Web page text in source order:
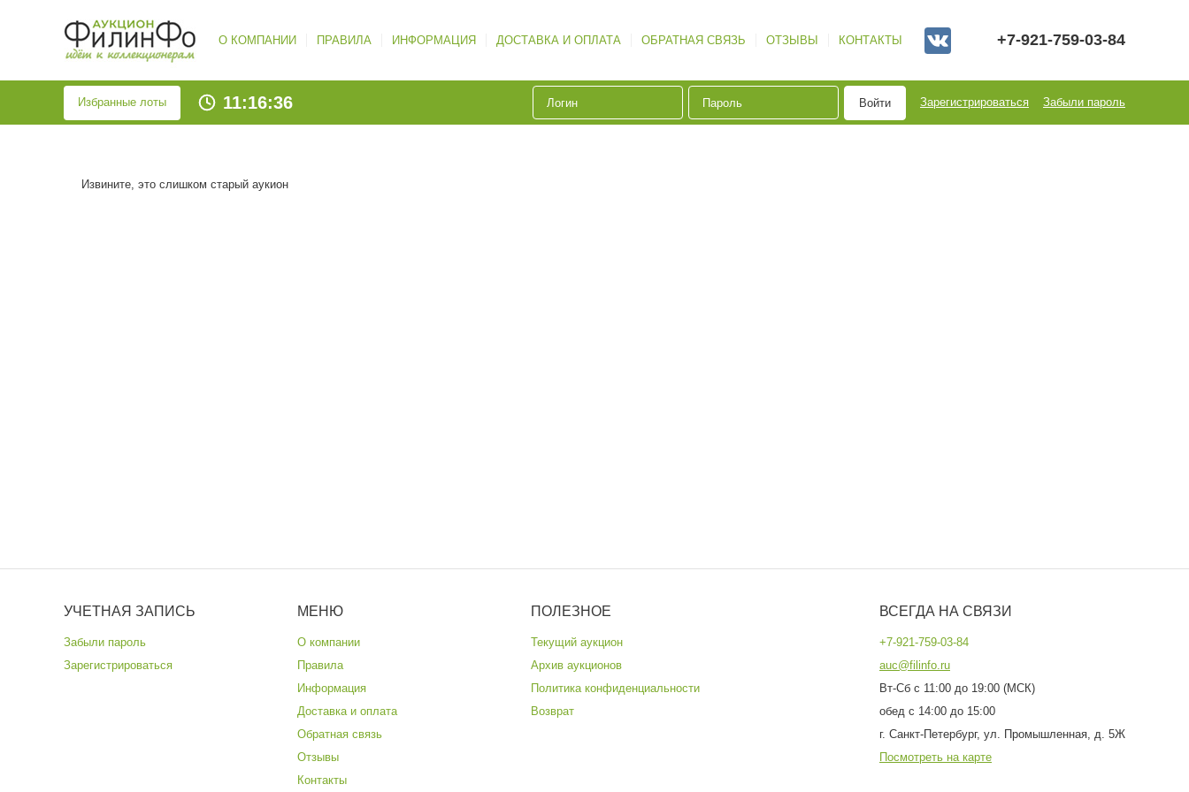
О КОМПАНИИ ПРАВИЛА ИНФОРМАЦИЯ ДОСТАВКА И ОПЛАТА ОБРАТНАЯ СВЯЗЬ ОТЗЫВЫ КОНТАКТЫ +7-921-759-03-84
Избранные лоты 11:16:37 Войти Зарегистрироваться Забыли пароль
Извините, это слишком старый аукион
УЧЕТНАЯ ЗАПИСЬ
Забыли пароль
Зарегистрироваться
МЕНЮ
О компании
Правила
Информация
Доставка и оплата
Обратная связь
Отзывы
Контакты
ПОЛЕЗНОЕ
Текущий аукцион
Архив аукционов
Политика конфиденциальности
Возврат
ВСЕГДА НА СВЯЗИ
+7-921-759-03-84
auc@filinfo.ru
Вт-Сб с 11:00 до 19:00 (МСК)
обед с 14:00 до 15:00
г. Санкт-Петербург, ул. Промышленная, д. 5Ж
Посмотреть на карте